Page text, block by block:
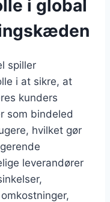
i global
spiller
i at sikre, at
kunders
som bindeled
hvilket gør
leverandører